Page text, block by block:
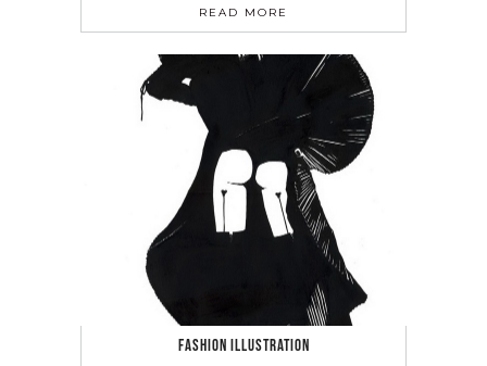
READ MORE
FASHION ILLUSTRATION